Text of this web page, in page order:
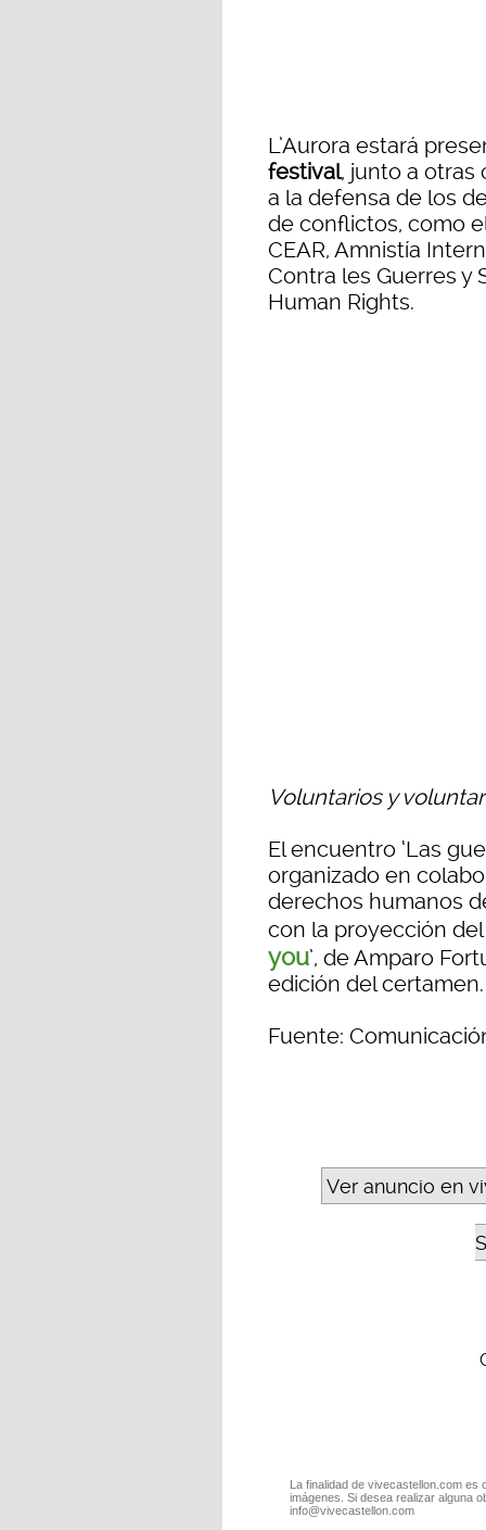
L’Aurora estará
festival, junto a otras
a la defensa de los
de conflictos, como
CEAR, Amnistía
Contra les Guerres y
Human Rights.
Voluntarios y
El encuentro ‘Las
organizado en
derechos humanos
con la proyección
you’, de Amparo
edición del certamen.
Fuente:
Ver anuncio en
La finalidad de vivecastellon.com
imágenes. Si desea realizar alguna
info@vivecastellon.com